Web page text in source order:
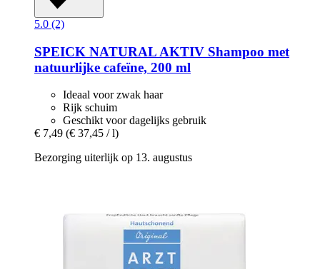
5.0 (2)
SPEICK NATURAL AKTIV Shampoo met
natuurlijke cafeïne, 200 ml
Ideaal voor zwak haar
Rijk schuim
Geschikt voor dagelijks gebruik
€ 7,49 (€ 37,45 / l)
Bezorging uiterlijk op 13. augustus